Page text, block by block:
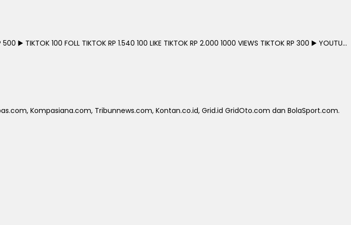
▶️ TIKTOK 100 FOLL TIKTOK RP 1.540 100 LIKE TIKTOK RP 2.000 1000 VIEWS TIKTOK RP 300 ▶️ YOUTU...
Kompasiana.com, Tribunnews.com, Kontan.co.id, Grid.id GridOto.com dan BolaSport.com.